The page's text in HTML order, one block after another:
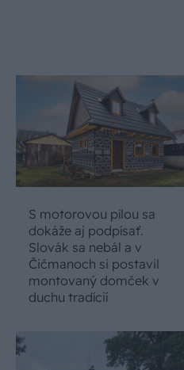
S motorovou pílou sa
dokáže aj podpísať.
Slovák sa nebál a v
Čičmanoch si postavil
montovaný domček v
duchu tradícií